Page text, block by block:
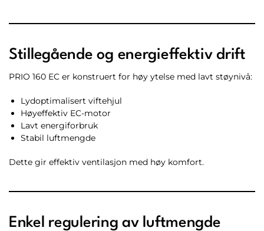
Stillegående og energieffektiv drift
PRIO 160 EC er konstruert for høy ytelse med lavt støynivå:
Lydoptimalisert viftehjul
Høyeffektiv EC-motor
Lavt energiforbruk
Stabil luftmengde
Dette gir effektiv ventilasjon med høy komfort.
Enkel regulering av luftmengde